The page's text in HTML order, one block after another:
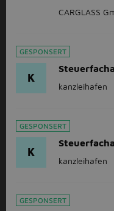
CARGLASS
GESPONSERT
K
kanzleihafen
GESPONSERT
K
kanzleihafen
GESPONSERT